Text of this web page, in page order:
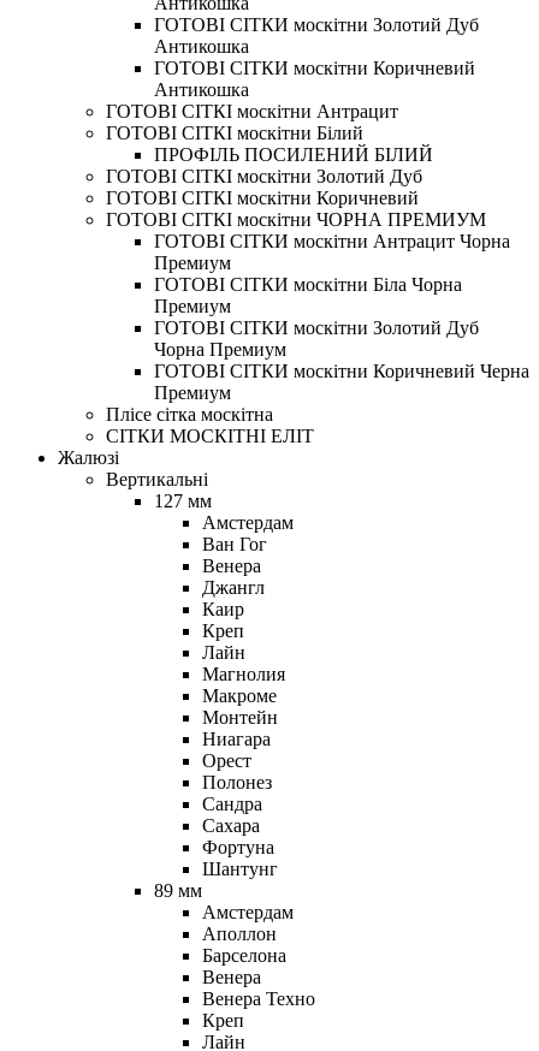
ГОТОВІ СІТКИ москітни Золотий Дуб
Антикошка
ГОТОВІ СІТКИ москітни Коричневий
Антикошка
ГОТОВІ СІТКІ москітни Антрацит
ГОТОВІ СІТКІ москітни Білий
ПРОФІЛЬ ПОСИЛЕНИЙ БІЛИЙ
ГОТОВІ СІТКІ москітни Золотий Дуб
ГОТОВІ СІТКІ москітни Коричневий
ГОТОВІ СІТКІ москітни ЧОРНА ПРЕМИУМ
ГОТОВІ СІТКИ москітни Антрацит Чорна
Премиум
ГОТОВІ СІТКИ москітни Біла Чорна
Премиум
ГОТОВІ СІТКИ москітни Золотий Дуб
Чорна Премиум
ГОТОВІ СІТКИ москітни Коричневий Черна
Премиум
Плісе сітка москітна
СІТКИ МОСКІТНІ ЕЛІТ
Жалюзі
Вертикальні
127 мм
Амстердам
Ван Гог
Венера
Джангл
Каир
Креп
Лайн
Магнолия
Макроме
Монтейн
Ниагара
Орест
Полонез
Сандра
Сахара
Фортуна
Шантунг
89 мм
Амстердам
Аполлон
Барселона
Венера
Венера Техно
Креп
Лайн